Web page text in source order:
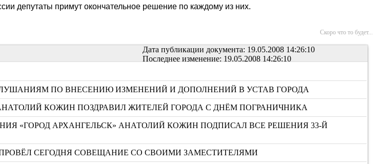
депутаты примут окончательное решение по каждому из них.
Скоро что то будет...
Дата публикации документа: 19.05.2008 14:26:10
Последнее изменение: 19.05.2008 14:26:10
ПО ВНЕСЕНИЮ ИЗМЕНЕНИЙ И ДОПОЛНЕНИЙ В УСТАВ ГОРОДА
КОЖИН ПОЗДРАВИЛ ЖИТЕЛЕЙ ГОРОДА С ДНЁМ ПОГРАНИЧНИКА
«ГОРОД АРХАНГЕЛЬСК» АНАТОЛИЙ КОЖИН ПОДПИСАЛ ВСЕ РЕШЕНИЯ 33-Й
СЕГОДНЯ СОВЕЩАНИЕ СО СВОИМИ ЗАМЕСТИТЕЛЯМИ